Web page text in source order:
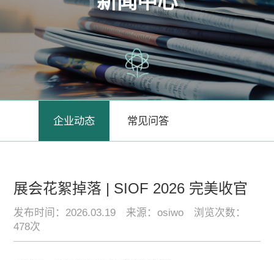
企业动态 常见问答
展会花絮掉落 | SIOF 2026 完美收官
发布时间：2026.03.19 来源：osiwo
浏览次数：
478次